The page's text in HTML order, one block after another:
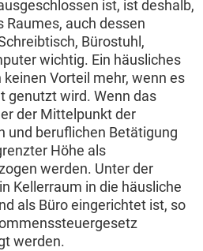
ist, ist deshalb,
Raumes, auch dessen
Bürostuhl,
wichtig. Ein häusliches
Vorteil mehr, wenn es
genutzt wird. Wenn das
der Mittelpunkt der
und beruflichen Betätigung
Höhe als
werden. Unter der
Kellerraum in die häusliche
als Büro eingerichtet ist, so
werden.